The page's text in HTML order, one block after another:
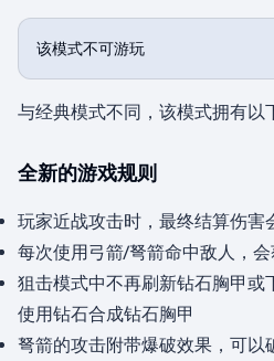
与经典模式不同，该模式拥有以
全新的游戏规则
玩家近战攻击时，最终结算伤害
每次使用弓箭/弩箭命中敌人，
狙击模式中不再刷新钻石胸甲或
使用钻石合成钻石胸甲
弩箭的攻击附带爆破效果，可以